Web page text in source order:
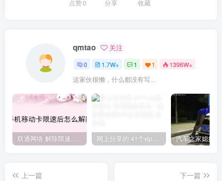
点赞0 分享 收藏
qmtao 关注
0 1.7W+ 1 1 1396W+
这家伙很懒，什么都没有写...
联通网络 解除限速方法参考！畅享、畅玩、老白干等及其它地区自测了 网上分享的 41个vip解析接口 有需要的拿去~ 免费看全网VIP会员视频
上一篇
下一篇